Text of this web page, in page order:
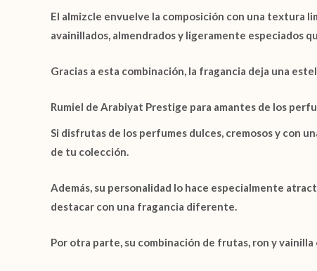
El almizcle envuelve la composición con una textura
avainillados, almendrados y ligeramente especiados
Gracias a esta combinación, la fragancia deja una
Rumiel de Arabiyat Prestige para amantes de los
Si disfrutas de los perfumes dulces, cremosos y con
de tu colección.
Además, su personalidad lo hace especialmente
destacar con una fragancia diferente.
Por otra parte, su combinación de frutas, ron y